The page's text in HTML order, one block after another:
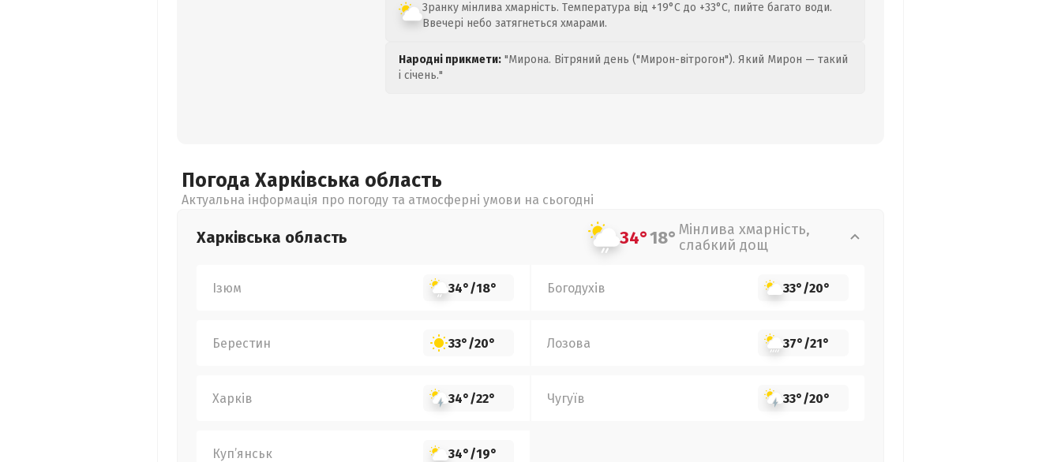
Зранку мінлива хмарність. Температура від +19°C до +33°C, пийте багато води.
Ввечері небо затягнеться хмарами.
Народні прикмети: "Мирона. Вітряний день ("Мирон-вітрогон"). Який Мирон — такий
і січень."
Погода Харківська область
Актуальна інформація про погоду та атмосферні умови на сьогодні
Харківська область 34°18° Мінлива хмарність,
слабкий дощ
Ізюм 34°/18° Богодухів 33°/20°
Берестин 33°/20° Лозова 37°/21°
Харків 34°/22° Чугуїв 33°/20°
Куп’янськ 34°/19°